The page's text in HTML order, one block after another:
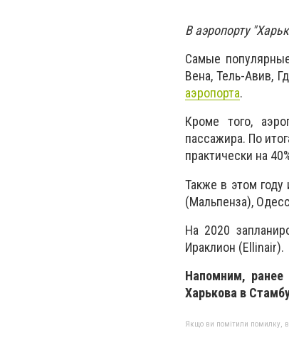
В аэропорту
Самые
Вена, Тель-Авив,
аэропорта.
Кроме того,
пассажира. По
практически на
Также в этом году
(Мальпенза),
На 2020
Ираклион (Ellinair).
Напомним, ранее
Харькова в
Якщо ви помітили помилку,